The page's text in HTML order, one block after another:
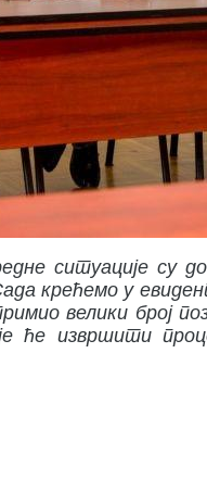
ситуације су
крећемо у
велики број
ће извршити